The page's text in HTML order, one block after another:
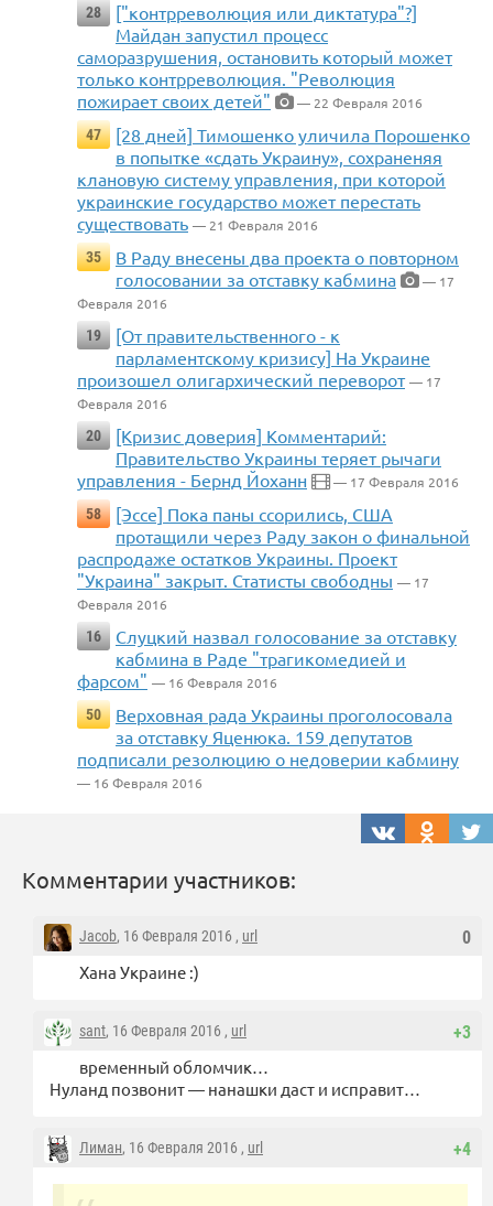
28
["контрреволюция или диктатура"?]
Майдан запустил процесс
саморазрушения, остановить который может
только контрреволюция. "Революция
пожирает своих детей"
— 22 Февраля 2016
47
[28 дней] Тимошенко уличила Порошенко
в попытке «сдать Украину», сохраненяя
клановую систему управления, при которой
украинские государство может перестать
существовать — 21 Февраля 2016
35
В Раду внесены два проекта о повторном
голосовании за отставку кабмина
— 17
Февраля 2016
19
[От правительственного - к
парламентскому кризису] На Украине
произошел олигархический переворот — 17
Февраля 2016
20
[Кризис доверия] Комментарий:
Правительство Украины теряет рычаги
управления - Бернд Йоханн
— 17 Февраля 2016
58
[Эссе] Пока паны ссорились, США
протащили через Раду закон о финальной
распродаже остатков Украины. Проект
"Украина" закрыт. Статисты свободны — 17
Февраля 2016
16
Слуцкий назвал голосование за отставку
кабмина в Раде "трагикомедией и
фарсом" — 16 Февраля 2016
50
Верховная рада Украины проголосовала
за отставку Яценюка. 159 депутатов
подписали резолюцию о недоверии кабмину
— 16 Февраля 2016
Комментарии участников:
0
Jacob, 16 Февраля 2016 , url
Хана Украине :)
+3
sant, 16 Февраля 2016 , url
временный обломчик…
Нуланд позвонит — нанашки даст и исправит…
+4
Лиман, 16 Февраля 2016 , url